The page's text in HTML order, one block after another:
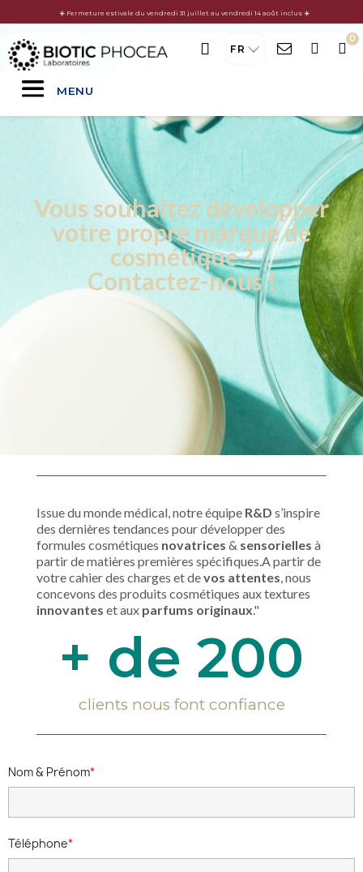
☀️ Fermeture estivale du vendredi 31 juillet au vendredi 14 août inclus ☀️
FR
MENU
Vous souhaitez développer
votre propre marque de
cosmétique ?
Contactez-nous !
Issue du monde médical, notre équipe R&D s’inspire
des dernières tendances pour développer des
formules cosmétiques novatrices & sensorielles à
partir de matières premières spécifiques.A partir de
votre cahier des charges et devos attentes, nous
concevons des produits cosmétiques aux textures
innovantes et aux parfums originaux."
+ de 200
clients nous font confiance
Nom & Prénom
Téléphone